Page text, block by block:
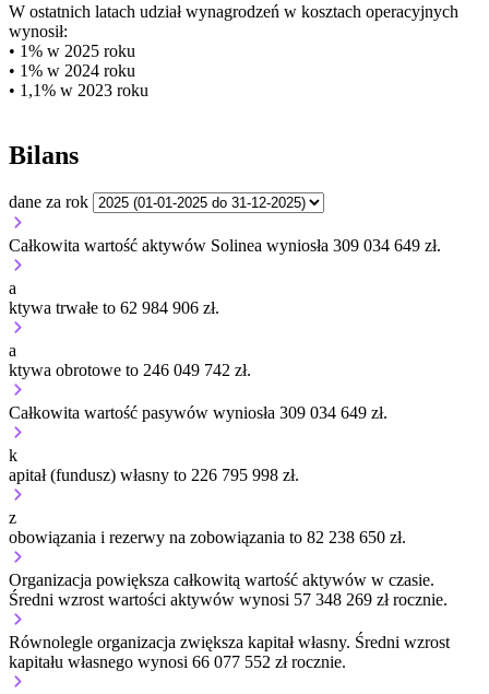
W ostatnich latach udział wynagrodzeń w kosztach operacyjnych
wynosił:
• 1% w 2025 roku
• 1% w 2024 roku
• 1,1% w 2023 roku
Bilans
dane za rok
Całkowita wartość aktywów Solinea wyniosła 309 034 649 zł.
a
ktywa trwałe to 62 984 906 zł.
a
ktywa obrotowe to 246 049 742 zł.
Całkowita wartość pasywów wyniosła 309 034 649 zł.
k
apitał (fundusz) własny to 226 795 998 zł.
z
obowiązania i rezerwy na zobowiązania to 82 238 650 zł.
Organizacja powiększa całkowitą wartość aktywów w czasie.
Średni wzrost wartości aktywów wynosi 57 348 269 zł rocznie.
Równolegle organizacja zwiększa kapitał własny. Średni wzrost
kapitału własnego wynosi 66 077 552 zł rocznie.